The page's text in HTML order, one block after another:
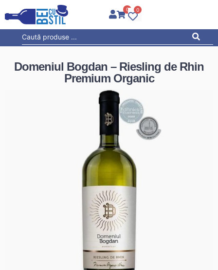
0 0
Domeniul Bogdan – Riesling de Rhin
Premium Organic